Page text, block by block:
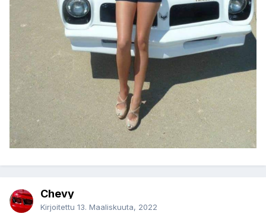
Chevy
Kirjoitettu 13. Maaliskuuta, 2022